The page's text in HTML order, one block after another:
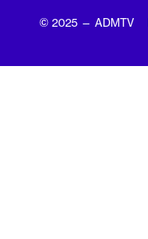
© 2025 — ADMTV